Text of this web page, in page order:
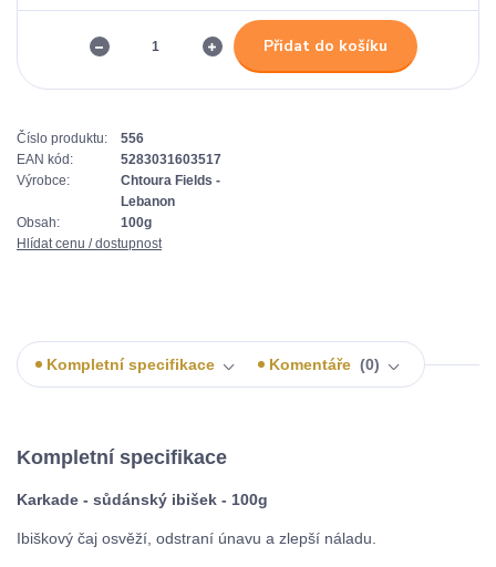
Přidat do košíku
Číslo produktu:
556
EAN kód:
5283031603517
Výrobce:
Chtoura Fields -
Lebanon
Obsah:
100g
Hlídat cenu / dostupnost
Kompletní specifikace Komentáře 0
Kompletní specifikace
Karkade - sůdánský ibišek - 100g
Ibiškový čaj osvěží, odstraní únavu a zlepší náladu.